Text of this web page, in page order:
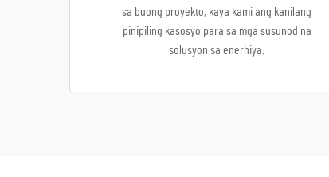
sa buong proyekto, kaya kami ang kanilang
pinipiling kasosyo para sa mga susunod na
solusyon sa enerhiya.